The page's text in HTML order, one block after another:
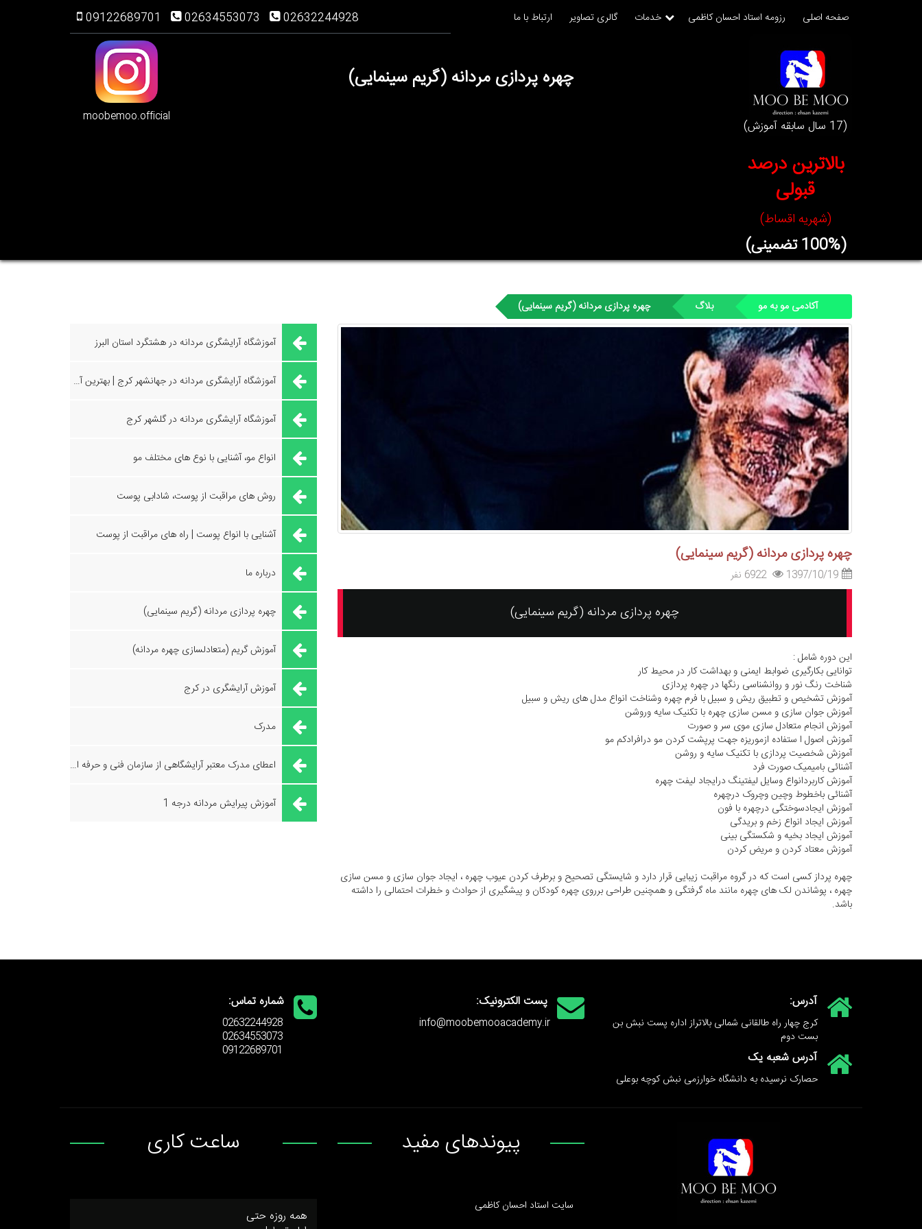
صفحه اصلی رزومه استاد احسان کاظمی خدمات گالری تصاویر ارتباط با ما 02632244928
02634553073
09122689701
(17 سال سابقه آموزش)
بالاترین درصد
قبولی
(شهریه اقساط)
(100% تضمینی)
چهره پردازی مردانه (گریم سینمایی)
moobemoo.official
آکادمی مو به مو بلاگ چهره پردازی مردانه (گریم سینمایی)
چهره پردازی مردانه (گریم سینمایی)
1397/10/19 6922 نفر
چهره پردازی مردانه (گریم سینمایی)
این دوره شامل :
توانایی بکارگیری ضوابط ایمنی و بهداشت کار در محیط کار
شناخت رنگ نور و روانشناسی رنگها در چهره پردازی
آموزش تشخیص و تطبیق ریش و سبیل با فرم چهره وشناخت انواع مدل های ریش و سبیل
آموزش جوان سازی و مسن سازی چهره با تکنیک سایه وروشن
آموزش انجام متعادل سازی موی سر و صورت
آموزش اصول ا ستفاده ازموریزه جهت پرپشت کردن مو درافرادکم مو
آموزش شخصیت پردازی با تکنیک سایه و روشن
آشنائی بامیمیک صورت فرد
آموزش کاربردانواع وسایل لیفتینگ درایجاد لیفت چهره
آشنائی باخطوط وچین وچروک درچهره
آموزش ایجادسوختگی درچهره با فون
آموزش ایجاد انواع زخم و بریدگی
آموزش ایجاد بخیه و شکستگی بینی
آموزش معتاد کردن و مریض کردن
چهره پرداز کسی است که در گروه مراقبت زیبایی قرار دارد و شایستگی تصحیح و برطرف کردن عیوب چهره ، ایجاد جوان سازی و مسن سازی
چهره ، پوشاندن لک های چهره مانند ماه گرفتگی و همچنین طراحی برروی چهره کودکان و پیشگیری از حوادث و خطرات احتمالی را داشته
باشد.
آموزشگاه آرایشگری مردانه در هشتگرد استان البرز
آموزشگاه آرایشگری مردانه در جهانشهر کرج | بهترین آموزشگاه آرایشگری
آموزشگاه آرایشگری مردانه در گلشهر کرج
انواع مو، آشنایی با نوع های مختلف مو
روش های مراقبت از پوست، شادابی پوست
آشنایی با انواع پوست | راه های مراقبت از پوست
درباره ما
چهره پردازی مردانه (گریم سینمایی)
آموزش گریم (متعادلسازی چهره مردانه)
آموزش آرایشگری در کرج
مدرک
اعطای مدرک معتبر آرایشگاهی از سازمان فنی و حرفه ای
آموزش پیرایش مردانه درجه 1
آدرس:
کرج چهار راه طالقانی شمالی بالاتراز اداره پست نبش بن
بست دوم
آدرس شعبه یک
حصارک نرسیده به دانشگاه خوارزمی نبش کوچه بوعلی
پست الکترونیک:
info@moobemooacademy.ir
شماره تماس:
02632244928
02634553073
09122689701
پیوندهای مفید
سایت استاد احسان کاظمی
ساعت کاری
همه روزه حتی